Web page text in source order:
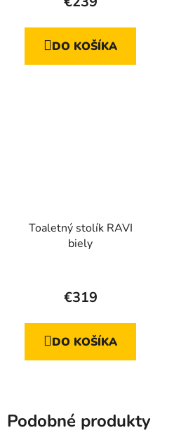
DO KOŠÍKA
Toaletný stolík RAVI
biely
hodnotenie
je
5,0
€319
DO KOŠÍKA
Podobné produkty